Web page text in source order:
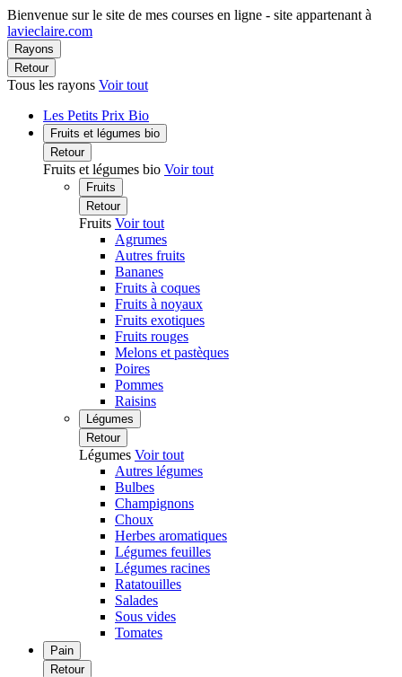
Bienvenue sur le site de mes courses en ligne - site appartenant à
lavieclaire.com
Rayons
Retour
Tous les rayons Voir tout
Les Petits Prix Bio
Fruits et légumes bio
Retour
Fruits et légumes bio Voir tout
Fruits
Retour
Fruits Voir tout
Agrumes
Autres fruits
Bananes
Fruits à coques
Fruits à noyaux
Fruits exotiques
Fruits rouges
Melons et pastèques
Poires
Pommes
Raisins
Légumes
Retour
Légumes Voir tout
Autres légumes
Bulbes
Champignons
Choux
Herbes aromatiques
Légumes feuilles
Légumes racines
Ratatouilles
Salades
Sous vides
Tomates
Pain
Retour